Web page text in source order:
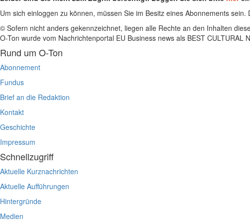
Um sich einloggen zu können, müssen Sie im Besitz eines Abonnements sein.
© Sofern nicht anders gekennzeichnet, liegen alle Rechte an den Inhalten
O-Ton wurde vom Nachrichtenportal EU Business news als BEST CULTURAL
Rund um O-Ton
Abonnement
Fundus
Brief an die Redaktion
Kontakt
Geschichte
Impressum
Schnellzugriff
Aktuelle Kurznachrichten
Aktuelle Aufführungen
Hintergründe
Medien